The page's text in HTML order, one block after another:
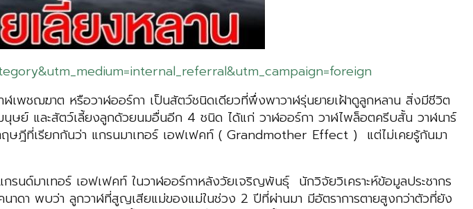
ชฌฆาต หรือวาฬออร์กา เป็นสัตว์ชนิดเดียวที่พึ่งพาวาฬรุ่นยายเฝ้าดูลูกหลาน สิ่งมีชีวิต
ย์ และสัตว์เลี้ยงลูกด้วยนมอื่นอีก 4 ชนิด ได้แก่ วาฬออร์กา วาฬไพล็อตครีบสั้น วาฬนาร์
ษฎีที่เรียกกันว่า แกรนมาเทอร์ เอฟเฟคท์ ( Grandmother Effect ) แต่ไม่เคยรู้กันมา
ด์มาเทอร์ เอฟเฟคท์ ในวาฬออร์กาหลังวัยเจริญพันธุ์ นักวิจัยวิเคราะห์ข้อมูลประชากร
ดา พบว่า ลูกวาฬที่สูญเสียแม่ของแม่ในช่วง 2 ปีที่ผ่านมา มีอัตราการตายสูงกว่าตัวที่ยัง